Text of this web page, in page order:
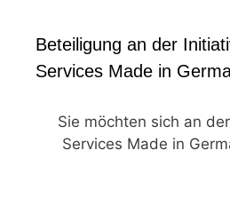
Beteiligung an der
Services Made in
Sie möchten sich an
Services Made in